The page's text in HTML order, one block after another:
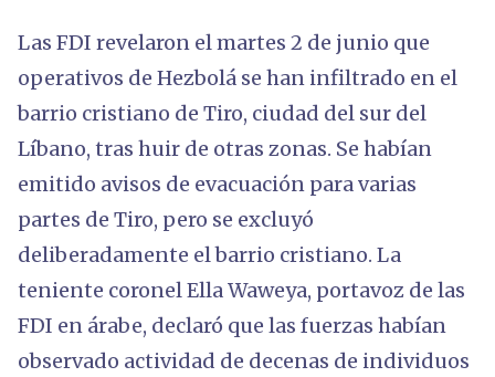
Las FDI revelaron el martes 2 de junio que
operativos de Hezbolá se han infiltrado en el
barrio cristiano de Tiro, ciudad del sur del
Líbano, tras huir de otras zonas. Se habían
emitido avisos de evacuación para varias
partes de Tiro, pero se excluyó
deliberadamente el barrio cristiano. La
teniente coronel Ella Waweya, portavoz de las
FDI en árabe, declaró que las fuerzas habían
observado actividad de decenas de individuos